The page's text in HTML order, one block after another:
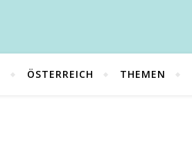
ÖSTERREICH THEMEN